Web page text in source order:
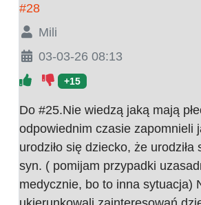
#28
Mili
03-03-26 08:13
+15
Do #25.Nie wiedzą jaką mają
odpowiednim czasie zapomnieli
urodziło się dziecko, że urodziła
syn. ( pomijam przypadki
medycznie, bo to inna sytuacja)